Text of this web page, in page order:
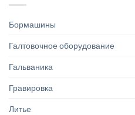
Бормашины
Галтовочное оборудование
Гальваника
Гравировка
Литье